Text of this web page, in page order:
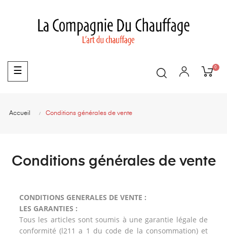
Basculer
la
☰ 0
Accueil Conditions générales de vente
Conditions générales de vente
CONDITIONS GENERALES DE VENTE :
LES GARANTIES :
Tous les articles sont soumis à une garantie légale de
conformité (l211 a 1 du code de la consommation) et